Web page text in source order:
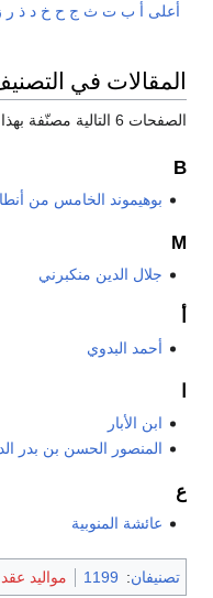
أعلى أ ب ت ث ج ح خ د ذ ر ز
المقالات في التصنيف
الصفحات 6 التالية مصنّفة بهذا التصنيف، من إجمالي 6.
B
بوهيموند الخامس من
M
جلال الدين منكبرني
أحمد البدوي
ابن الأبار
المنصور الحسن بن بدر
ع
عائشة المنوبية
تصنيفان:
1199 مواليد عقد